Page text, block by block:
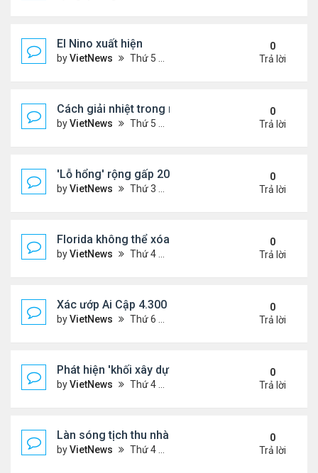
El Nino xuất hiện
byVietNews Thứ 5 Tháng 6 15, 2023 10:42 am
0
Trả lời
Cách giải nhiệt trong nắng nóng
byVietNews Thứ 5 Tháng 6 15, 2023 10:40 am
0
Trả lời
'Lỗ hổng' rộng gấp 20 lần Trái Đất xuất hiện trên
byVietNews Thứ 3 Tháng 3 28, 2023 5:56 pm
0
Trả lời
Florida không thể xóa sổ Trăn Miến Điện
byVietNews Thứ 4 Tháng 3 22, 2023 5:29 pm
0
Trả lời
Xác ướp Ai Cập 4.300 năm phủ đầy vàng lá
byVietNews Thứ 6 Tháng 1 27, 2023 2:01 pm
0
Trả lời
Phát hiện 'khối xây dựng sự sống' lạnh nhất vũ trụ
byVietNews Thứ 4 Tháng 1 25, 2023 4:26 pm
0
Trả lời
Làn sóng tịch thu nhà
byVietNews Thứ 4 Tháng 1 25, 2023 3:27 pm
0
Trả lời